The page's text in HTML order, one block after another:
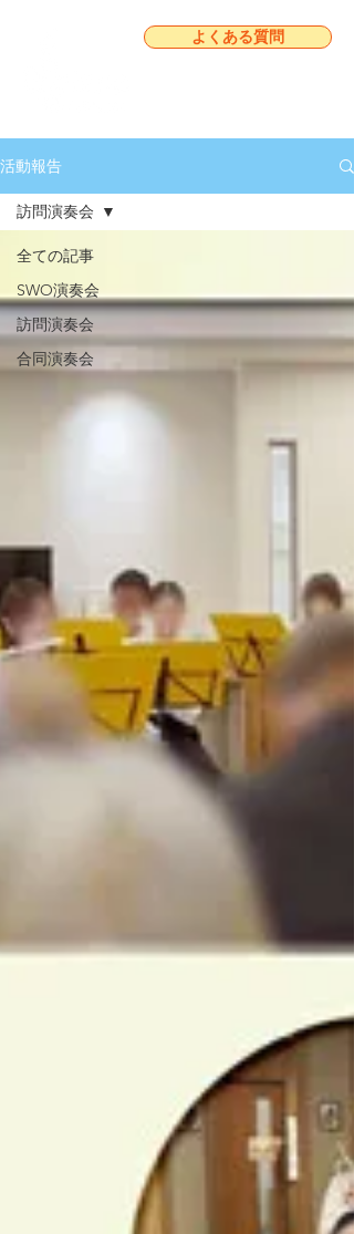
よくある質問
活動報告
全ての記事
SWO演奏会
訪問演奏会
合同演奏会
訪問演奏会